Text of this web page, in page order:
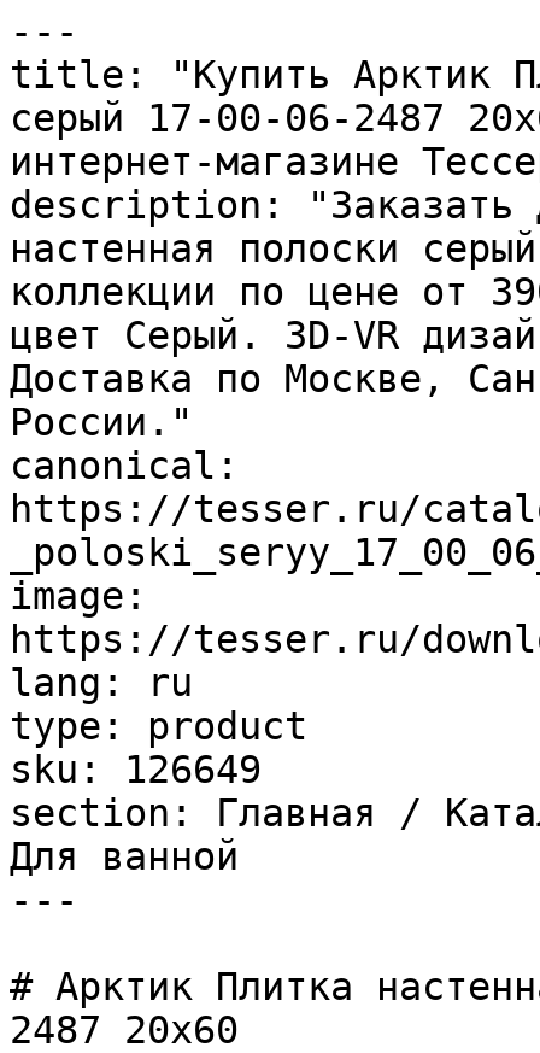
---
title: "Купить Арктик
серый 17-00-06-2487
интернет-магазине
description: "Заказать
настенная полоски
коллекции по цене от
цвет Серый. 3D-VR
Доставка по Москве,
России."
canonical:
https://tesser.ru/
image:
https://tesser.ru/
lang: ru
type: product
sku: 126649
section: Главная /
Для ванной
---
# Арктик Плитка
2487 20х60